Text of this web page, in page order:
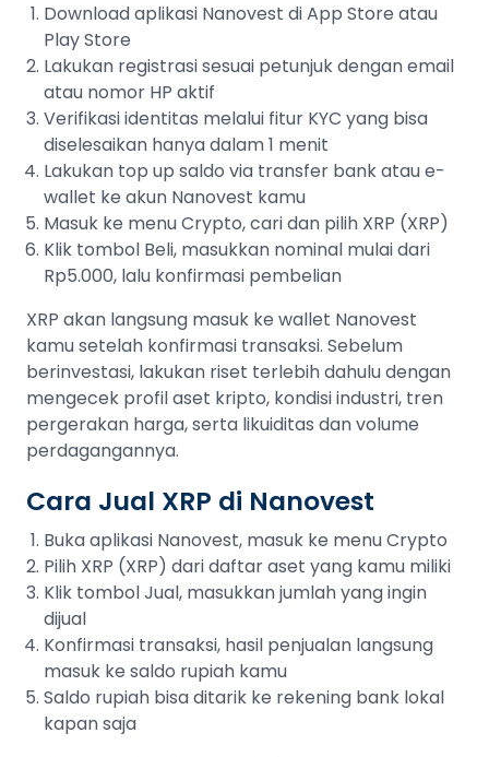
Download aplikasi Nanovest di App Store atau
Play Store
Lakukan registrasi sesuai petunjuk dengan email
atau nomor HP aktif
Verifikasi identitas melalui fitur KYC yang bisa
diselesaikan hanya dalam 1 menit
Lakukan top up saldo via transfer bank atau e-
wallet ke akun Nanovest kamu
Masuk ke menu Crypto, cari dan pilih XRP (XRP)
Klik tombol Beli, masukkan nominal mulai dari
Rp5.000, lalu konfirmasi pembelian
XRP akan langsung masuk ke wallet Nanovest
kamu setelah konfirmasi transaksi. Sebelum
berinvestasi, lakukan riset terlebih dahulu dengan
mengecek profil aset kripto, kondisi industri, tren
pergerakan harga, serta likuiditas dan volume
perdagangannya.
Cara Jual XRP di Nanovest
Buka aplikasi Nanovest, masuk ke menu Crypto
Pilih XRP (XRP) dari daftar aset yang kamu miliki
Klik tombol Jual, masukkan jumlah yang ingin
dijual
Konfirmasi transaksi, hasil penjualan langsung
masuk ke saldo rupiah kamu
Saldo rupiah bisa ditarik ke rekening bank lokal
kapan saja